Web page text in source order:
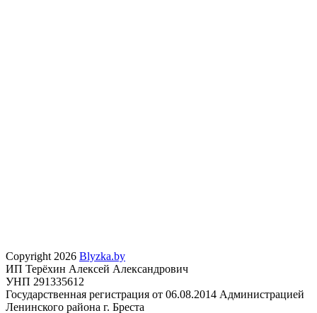
Copyright 2026 Blyzka.by
ИП Терёхин Алексей Александрович
УНП 291335612
Государственная регистрация от 06.08.2014 Администрацией
Ленинского района г. Бреста